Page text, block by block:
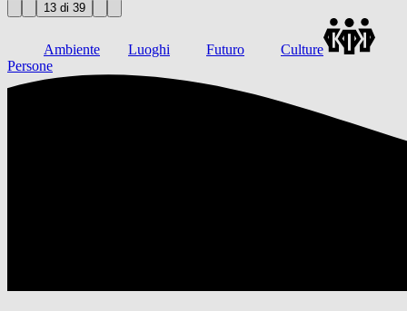
13 di 39
Ambiente Luoghi Futuro
Culture
Persone